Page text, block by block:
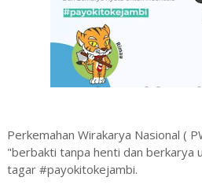
Perkemahan Wirakarya Nasional (
"berbakti tanpa henti dan berkarya
tagar #payokitokejambi.